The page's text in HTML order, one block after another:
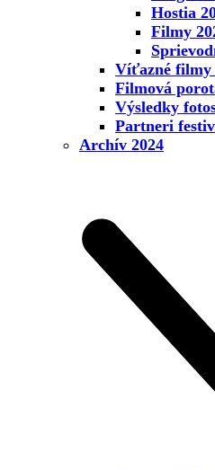
Hostia
Filmy
Víťazné filmy
Filmová
Výsledky
Partneri
Archív 2024